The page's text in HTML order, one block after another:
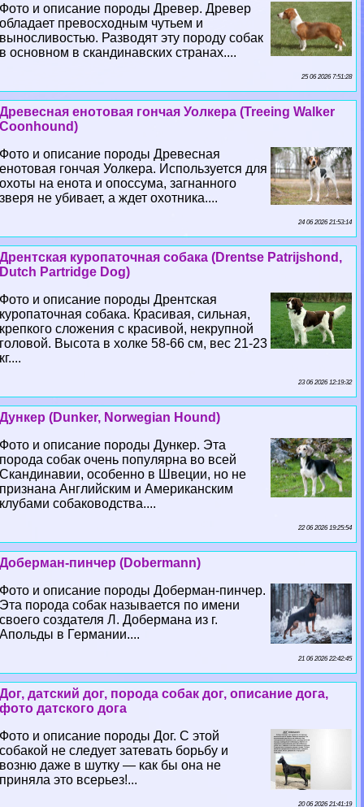
Фото и описание породы Древер. Древер
обладает превосходным чутьем и
выносливостью. Разводят эту породу собак
в основном в скандинавских странах....
25 06 2026 7:51:28
Древесная енотовая гончая Уолкера (Treeing Walker
Coonhound)
Фото и описание породы Древесная
енотовая гончая Уолкера. Используется для
охоты на енота и опоссума, загнанного
зверя не убивает, а ждет охотника....
24 06 2026 21:53:14
Дрентская куропаточная собака (Drentse Patrijshond,
Dutch Partridge Dog)
Фото и описание породы Дрентская
куропаточная собака. Красивая, сильная,
крепкого сложения с красивой, некрупной
головой. Высота в холке 58-66 см, вес 21-23
кг....
23 06 2026 12:19:32
Дункер (Dunker, Norwegian Hound)
Фото и описание породы Дункер. Эта
порода собак очень популярна во всей
Скандинавии, особенно в Швеции, но не
признана Английским и Американским
клубами собаководства....
22 06 2026 19:25:54
Доберман-пинчер (Dobermann)
Фото и описание породы Доберман-пинчер.
Эта порода собак называется по имени
своего создателя Л. Добермана из г.
Апольды в Германии....
21 06 2026 22:42:45
Дог, датский дог, порода собак дог, описание дога,
фото датского дога
Фото и описание породы Дог. С этой
собакой не следует затевать борьбу и
возню даже в шутку — как бы она не
приняла это всерьез!...
20 06 2026 21:41:19